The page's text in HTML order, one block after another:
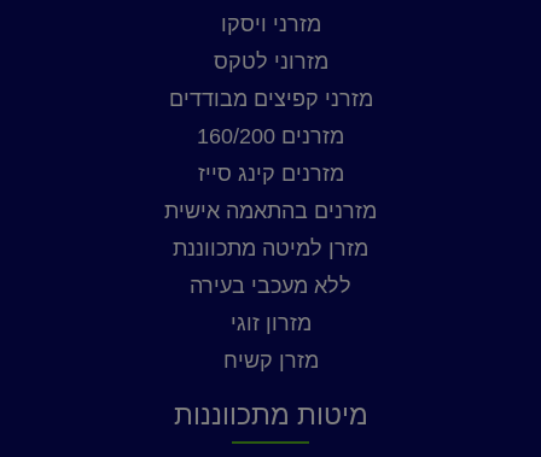
מזרני ויסקו
מזרוני לטקס
מזרני קפיצים מבודדים
מזרנים 160/200
מזרנים קינג סייז
מזרנים בהתאמה אישית
מזרן למיטה מתכווננת
ללא מעכבי בעירה
מזרון זוגי
מזרן קשיח
מיטות מתכווננות